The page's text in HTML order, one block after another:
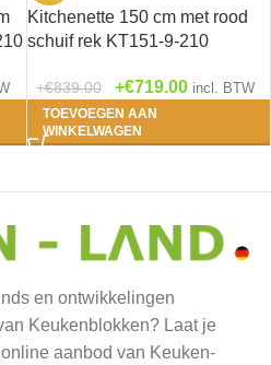
Kitchenette 150 cm met rood
schuif rek KT151-9-210
€839.00 €719.00 incl. BTW
TOEVOEGEN AAN
WINKELWAGEN
en ontwikkelingen
Keukenblokken? Laat je
aanbod van Keuken-